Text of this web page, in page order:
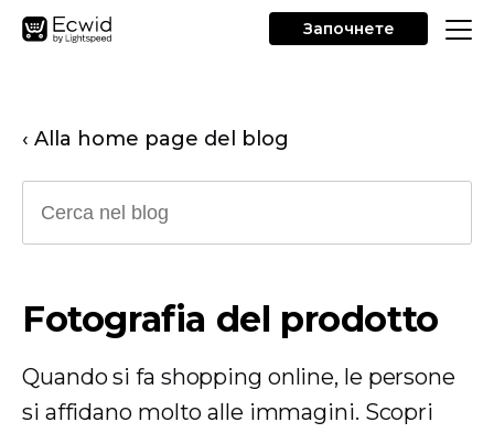
Започнете
‹ Alla home page del blog
Fotografia del prodotto
Quando si fa shopping online, le persone
si affidano molto alle immagini. Scopri